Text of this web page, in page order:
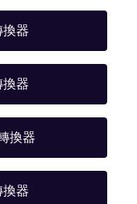
換器
換器
換器
換器